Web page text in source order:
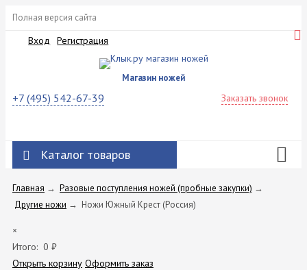
Полная версия сайта
Вход Регистрация
Магазин ножей
+7 (495) 542-67-39 Заказать звонок
Каталог товаров
Главная → Разовые поступления ножей (пробные закупки) →
Другие ножи → Ножи Южный Крест (Россия)
×
Итого: 0 ₽
Открыть корзину Оформить заказ